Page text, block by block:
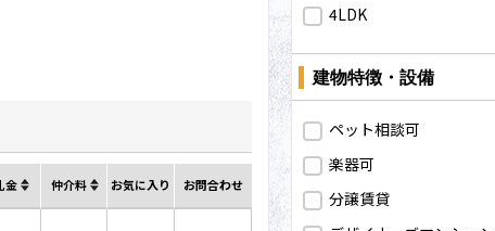
金 仲介料 お気に入り お問合わせ
4LDK
建物特徴・設備
ペット相談可
楽器可
分譲賃貸